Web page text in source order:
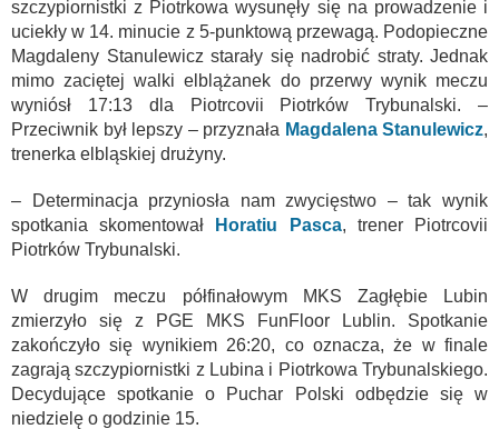
szczypiornistki z Piotrkowa wysunęły się na prowadzenie i
uciekły w 14. minucie z 5-punktową przewagą. Podopieczne
Magdaleny Stanulewicz starały się nadrobić straty. Jednak
mimo zaciętej walki elblążanek do przerwy wynik meczu
wyniósł 17:13 dla Piotrcovii Piotrków Trybunalski. –
Przeciwnik był lepszy – przyznała Magdalena Stanulewicz,
trenerka elbląskiej drużyny.
– Determinacja przyniosła nam zwycięstwo – tak wynik
spotkania skomentował
Horatiu Pasca, trener Piotrcovii
Piotrków Trybunalski.
W drugim meczu półfinałowym MKS Zagłębie Lubin
zmierzyło się z PGE MKS FunFloor Lublin. Spotkanie
zakończyło się wynikiem 26:20, co oznacza, że w finale
zagrają szczypiornistki z Lubina i Piotrkowa Trybunalskiego.
Decydujące spotkanie o Puchar Polski odbędzie się w
niedzielę o godzinie 15.